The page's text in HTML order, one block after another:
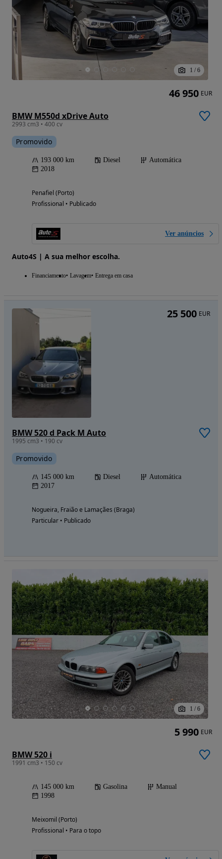
1 / 6
BMW M550d xDrive Auto
2993 cm3 • 400 cv
Promovido
193 000 km Diesel
Automática
2018
Penafiel (Porto)
Profissional • Publicado
Ver anúncios
Auto4S | A sua melhor escolha.
Financiamento Lavagem Entrega em casa
46 950 EUR
BMW 520 d Pack M Auto
1995 cm3 • 190 cv
Promovido
145 000 km Diesel
Automática
2017
Nogueira, Fraião e Lamaçães (Braga)
Particular • Publicado
25 500 EUR
1 / 6
BMW 520 i
1991 cm3 • 150 cv
145 000 km Gasolina
Manual
1998
Meixomil (Porto)
Profissional • Para o topo
5 990 EUR